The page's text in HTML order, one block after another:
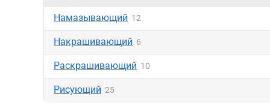
Намазывающий 12
Накрашивающий 6
Раскрашивающий 10
Рисующий 25